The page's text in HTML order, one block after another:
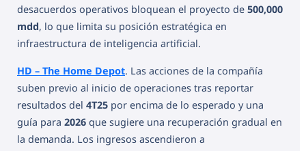
desacuerdos operativos bloquean el proyecto de 500,000
mdd, lo que limita su posición estratégica en
infraestructura de inteligencia artificial.
HD – The Home Depot. Las acciones de la compañía
suben previo al inicio de operaciones tras reportar
resultados del 4T25 por encima de lo esperado y una
guía para 2026 que sugiere una recuperación gradual en
la demanda. Los ingresos ascendieron a